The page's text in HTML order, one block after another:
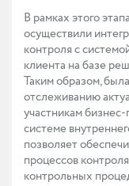
В рамках этого
осуществили
контроля с
клиента на базе
Таким образом,
отслеживанию
участникам
системе
позволяет
процессов
контрольных